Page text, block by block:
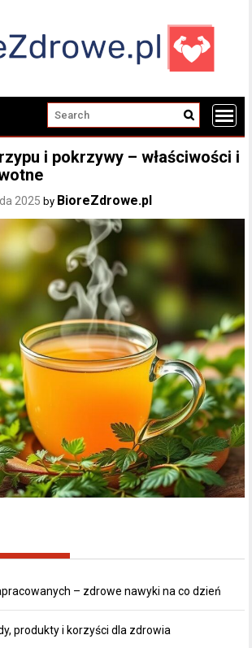
i pokrzywy – właściwości i
2025 by BioreZdrowe.pl
– zdrowe nawyki na co dzień
produkty i korzyści dla zdrowia